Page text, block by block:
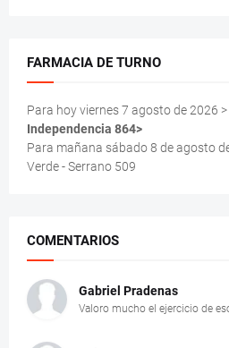
FARMACIA DE TURNO
Para hoy viernes 7 agosto de 2026 >
Independencia 864>
Para mañana sábado 8 de agosto
Verde - Serrano 509
COMENTARIOS
Gabriel Pradenas
Valoro mucho el ejercicio de